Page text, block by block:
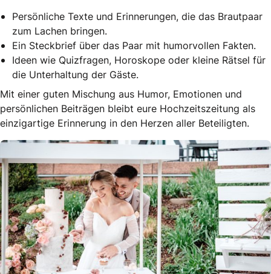
Persönliche Texte und Erinnerungen, die das Brautpaar
zum Lachen bringen.
Ein Steckbrief über das Paar mit humorvollen Fakten.
Ideen wie Quizfragen, Horoskope oder kleine Rätsel für
die Unterhaltung der Gäste.
Mit einer guten Mischung aus Humor, Emotionen und
persönlichen Beiträgen bleibt eure Hochzeitszeitung als
einzigartige Erinnerung in den Herzen aller Beteiligten.